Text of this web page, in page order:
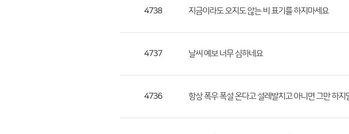
제
성
4738 지금이라도 오지도 않는 비 표기를 하지마세요
4737 날씨 예보 너무 심하네요
4736 항상 폭우 폭설 온다고 설레발치고 아니면 그만 하